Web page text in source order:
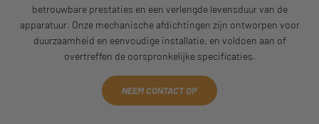
betrouwbare prestaties en een verlengde levensduur van de
apparatuur. Onze mechanische afdichtingen zijn ontworpen voor
duurzaamheid en eenvoudige installatie, en voldoen aan of
overtreffen de oorspronkelijke specificaties.
NEEM CONTACT OP